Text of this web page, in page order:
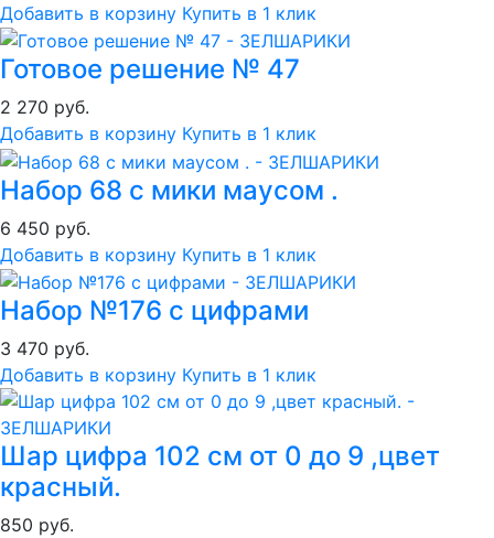
Добавить в корзину Купить в 1 клик
Готовое решение № 47
2 270 руб.
Добавить в корзину Купить в 1 клик
Набор 68 с мики маусом .
6 450 руб.
Добавить в корзину Купить в 1 клик
Набор №176 с цифрами
3 470 руб.
Добавить в корзину Купить в 1 клик
Шар цифра 102 см от 0 до 9 ,цвет
красный.
850 руб.